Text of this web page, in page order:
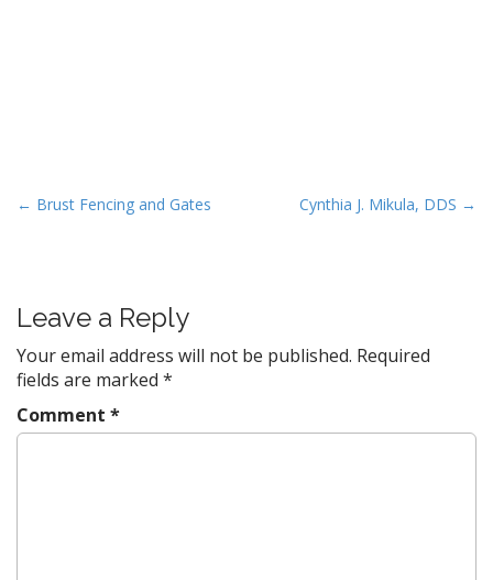
P
n
a
v
i
g
← Brust Fencing and Gates Cynthia J. Mikula, DDS →
Leave a Reply
Your email address will not be published. Required
fields are marked *
Comment *